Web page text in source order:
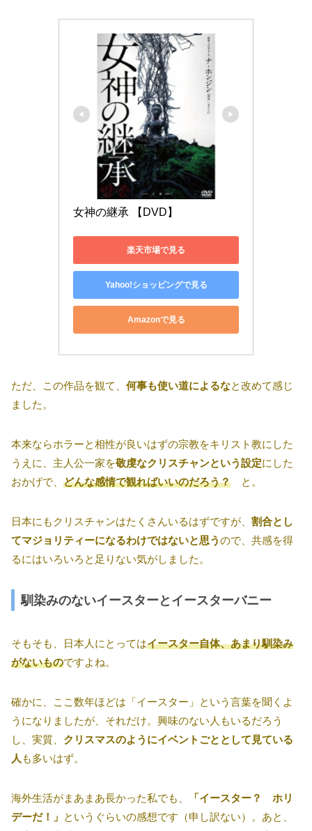
女神の継承 【DVD】
楽天市場で見る
Yahoo!ショッピングで見る
Amazonで見る
ただ、この作品を観て、 何事も使い道によるなと改めて感じ
ました。
本来ならホラーと相性が良いはずの宗教をキリスト教にした
うえに、主人公一家を敬虔なクリスチャンという設定にした
おかげで、 どんな感情で観ればいいのだろう？ と。
日本にもクリスチャンはたくさんいるはずですが、 割合とし
てマジョリティーになるわけではないと思うので、共感を得
るにはいろいろと足りない気がしました。
馴染みのないイースターとイースターバニー
そもそも、日本人にとってはイースター自体、あまり馴染み
がないものですよね。
確かに、ここ数年ほどは「イースター」という言葉を聞くよ
うになりましたが、それだけ。興味のない人もいるだろう
し、実質、 クリスマスのようにイベントごととして見ている
人 も多いはず。
海外生活がまあまあ長かった私でも、
「イースター？ ホリ
デーだ！」 というぐらいの感想です（申し訳ない）。あと、